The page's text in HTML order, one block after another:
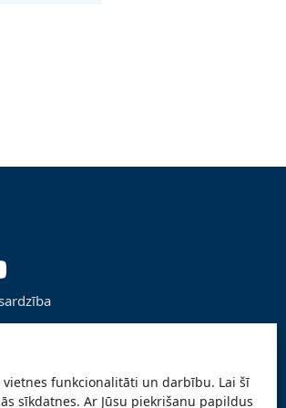
funkcionalitāti un darbību. Lai šī
sīkdatnes. Ar Jūsu piekrišanu papildus